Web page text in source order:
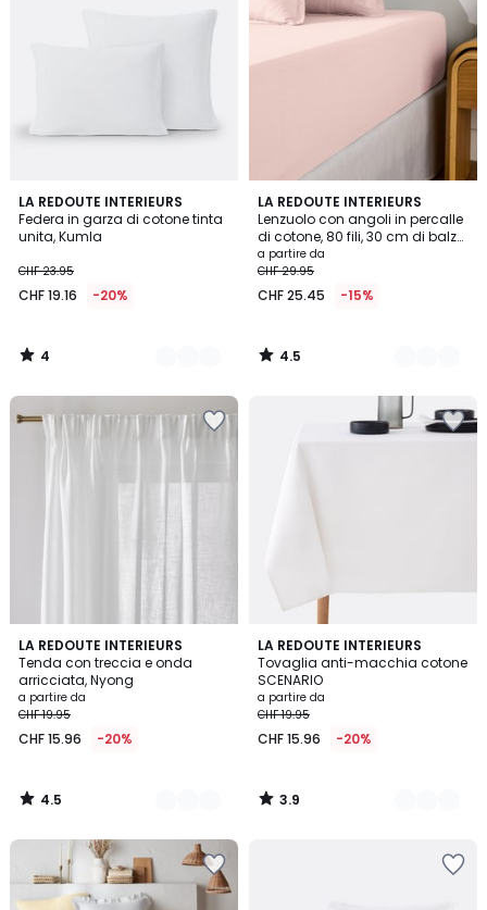
LA REDOUTE INTERIEURS
Federa in garza di cotone tinta
unita, Kumla
CHF 23.95
CHF 19.16 -20%
4
/
5
17
Colori
4
/
LA REDOUTE INTERIEURS
Lenzuolo con angoli in percalle
di cotone, 80 fili, 30 cm di balza,
Scenario
a partire da
CHF 29.95
CHF 25.45 -15%
4.5
/ 5
21
Colori
4.5
/
LA REDOUTE INTERIEURS
Tenda con treccia e onda
arricciata, Nyong
a partire da
CHF 19.95
CHF 15.96 -20%
4.5
/ 5
5
Colori
4.5
/
LA REDOUTE INTERIEURS
Tovaglia anti-macchia cotone
SCENARIO
a partire da
CHF 19.95
CHF 15.96 -20%
3.9
/ 5
12
Colori
3.9
/